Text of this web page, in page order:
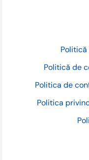
Politică de
Politica de
Politica